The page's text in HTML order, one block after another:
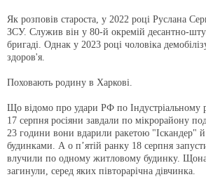
Як розповів староста, у 2022 році Руслана
ЗСУ. Служив він у 80-й окремій десантно-
бригаді. Однак у 2023 році чоловіка
здоров'я.
Поховають родину в Харкові.
Що відомо про удари РФ по Індустріальному
17 серпня росіяни завдали по мікрорайону
23 години вони вдарили ракетою "Іскандер"
будинками. А о п’ятій ранку 18 серпня
влучили по одному житловому будинку.
загинули, серед яких півторарічна дівчинка.